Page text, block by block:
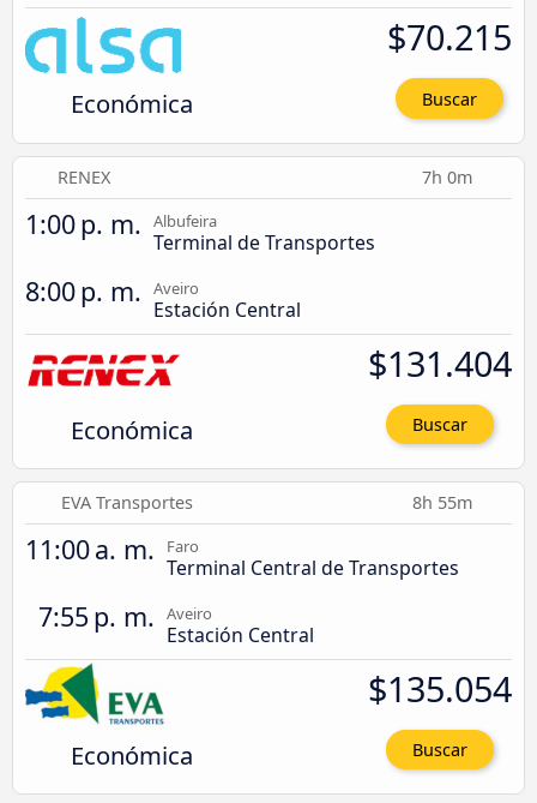
Económica
$70.215
Buscar
RENEX 7h 0m
1:00 p. m. Albufeira
Terminal de Transportes
8:00 p. m. Aveiro
Estación Central
Económica
$131.404
Buscar
EVA Transportes 8h 55m
11:00 a. m. Faro
Terminal Central de Transportes
7:55 p. m. Aveiro
Estación Central
Económica
$135.054
Buscar